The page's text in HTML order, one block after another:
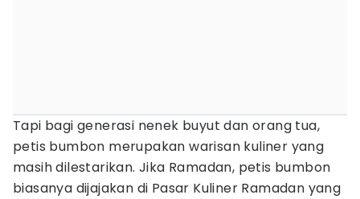
Tapi bagi generasi nenek buyut dan orang tua,
petis bumbon merupakan warisan kuliner yang
masih dilestarikan. Jika Ramadan, petis bumbon
biasanya dijajakan di Pasar Kuliner Ramadan yang